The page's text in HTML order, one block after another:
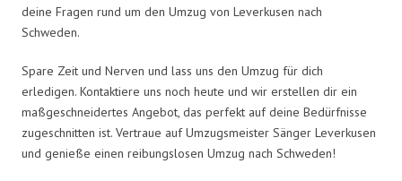
deine Fragen rund um den Umzug von Leverkusen nach
Schweden.
Spare Zeit und Nerven und lass uns den Umzug für dich
erledigen. Kontaktiere uns noch heute und wir erstellen dir ein
maßgeschneidertes Angebot, das perfekt auf deine Bedürfnisse
zugeschnitten ist. Vertraue auf Umzugsmeister Sänger Leverkusen
und genieße einen reibungslosen Umzug nach Schweden!